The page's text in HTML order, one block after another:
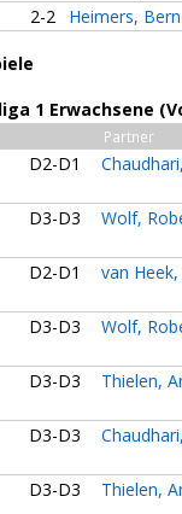
2-2
Heimers,
1 Erwachsene
Partner
D2-D1
D3-D3 Wolf,
D2-D1 van
D3-D3 Wolf,
D3-D3 Thielen,
D3-D3
D3-D3 Thielen,